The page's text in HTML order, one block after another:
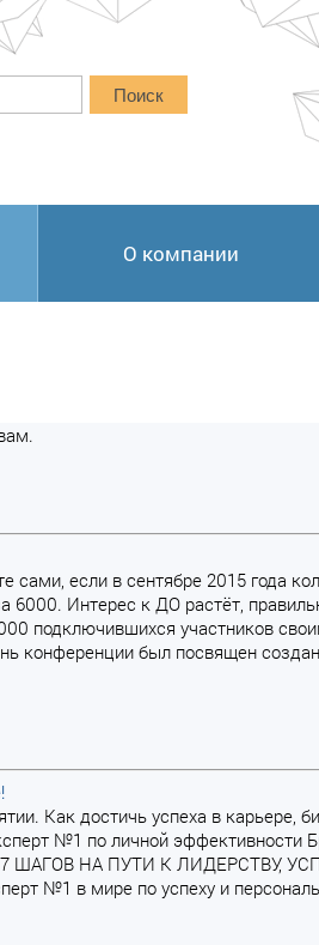
Поиск
О компании
если в сентябре 2015 года
6000. Интерес к ДО растёт,
подключившихся участников
был посвящен
Как достичь успеха в
№1 по личной эффективности
7 ШАГОВ НА ПУТИ К ЛИДЕРСТВУ,
№1 в мире по успеху и